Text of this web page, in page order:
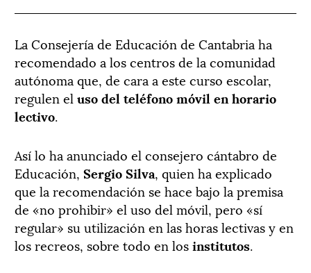
La Consejería de Educación de Cantabria ha
recomendado a los centros de la comunidad
autónoma que, de cara a este curso escolar,
regulen el uso del teléfono móvil en horario
lectivo.
Así lo ha anunciado el consejero cántabro de
Educación, Sergio Silva, quien ha explicado
que la recomendación se hace bajo la premisa
de «no prohibir» el uso del móvil, pero «sí
regular» su utilización en las horas lectivas y en
los recreos, sobre todo en losinstitutos.